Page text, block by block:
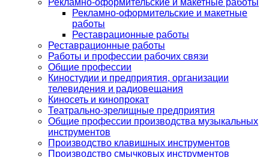
Рекламно-оформительские и макетные работы
Рекламно-оформительские и макетные
работы
Реставрационные работы
Реставрационные работы
Работы и профессии рабочих связи
Общие профессии
Киностудии и предприятия, организации
телевидения и радиовещания
Киносеть и кинопрокат
Театрально-зрелищные предприятия
Общие профессии производства музыкальных
инструментов
Производство клавишных инструментов
Производство смычковых инструментов